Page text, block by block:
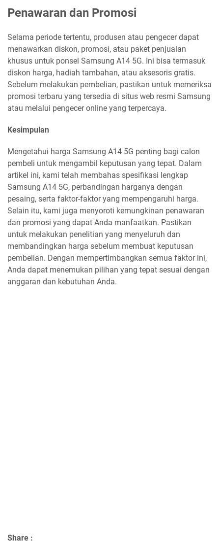
Penawaran dan Promosi
Selama periode tertentu, produsen atau pengecer dapat
menawarkan diskon, promosi, atau paket penjualan
khusus untuk ponsel Samsung A14 5G. Ini bisa termasuk
diskon harga, hadiah tambahan, atau aksesoris gratis.
Sebelum melakukan pembelian, pastikan untuk memeriksa
promosi terbaru yang tersedia di situs web resmi Samsung
atau melalui pengecer online yang terpercaya.
Kesimpulan
Mengetahui harga Samsung A14 5G penting bagi calon
pembeli untuk mengambil keputusan yang tepat. Dalam
artikel ini, kami telah membahas spesifikasi lengkap
Samsung A14 5G, perbandingan harganya dengan
pesaing, serta faktor-faktor yang mempengaruhi harga.
Selain itu, kami juga menyoroti kemungkinan penawaran
dan promosi yang dapat Anda manfaatkan. Pastikan
untuk melakukan penelitian yang menyeluruh dan
membandingkan harga sebelum membuat keputusan
pembelian. Dengan mempertimbangkan semua faktor ini,
Anda dapat menemukan pilihan yang tepat sesuai dengan
anggaran dan kebutuhan Anda.
Share :